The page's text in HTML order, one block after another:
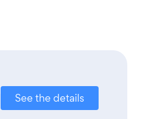
See the details